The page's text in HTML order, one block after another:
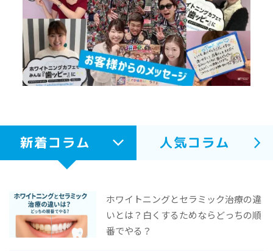
新着コラム 人気コラム
ホワイトニングとセラミック治療の違
いとは？白くするためならどっちの順
番でやる？